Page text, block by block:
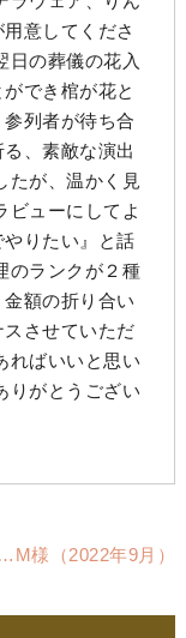
意してくださ
日の葬儀の花入
でき棺が花と
列者が待ち合
、素敵な演出
たが、温かく見
ビューにしてよ
りたい』と話
のランクが２種
額の折り合い
させていただ
ればいいと思い
りがとうござい
様（2022年9月）